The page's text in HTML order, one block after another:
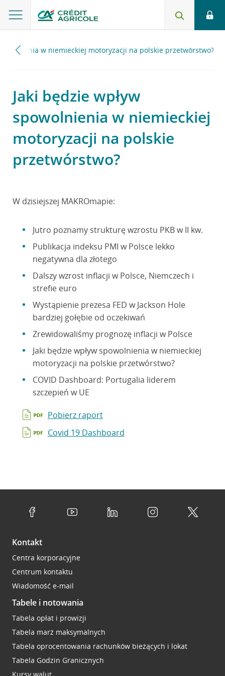
w niemieckiej motoryzacji na polskie przetwórstwo?
Jaki będzie wpływ
spowolnienia w niemieckiej
motoryzacji na polskie
przetwórstwo?
W dzisiejszej MAKROmapie:
Jutro poznamy strukturę wzrostu PKB w II kw.
Publikacja indeksu PMI w Polsce lekko
negatywna dla złotego
Dalszy wzrost inflacji w Polsce, Niemczech i
strefie euro
Wystąpienie prezesa FED w Jackson Hole
bardziej gołębie od oczekiwań
Zrewidowaliśmy prognozę inflacji w Polsce
Jaki będzie wpływ spowolnienia w niemieckiej
motoryzacji na polskie przetwórstwo?
COVID Dashboard: Portugalia liderem
szczepień w UE
Pobierz raport
Covid 19 Dashboard
Kontakt
Centra korporacyjne
Centrum kontaktu
Wiadomość e-mail
Tabele i notowania
Tabela opłat i prowizji
Tabela marż maksymalnych
Tabela oprocentowania rachunków bieżących i lokat
Tabela Godzin Granicznych